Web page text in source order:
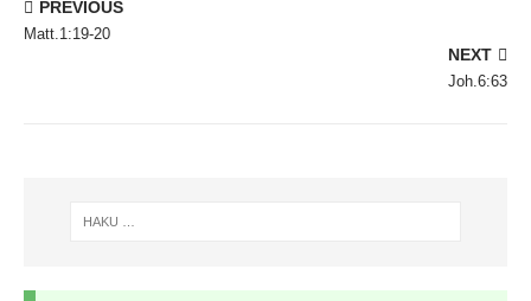
PREVIOUS
Matt.1:19-20
NEXT
Joh.6:63